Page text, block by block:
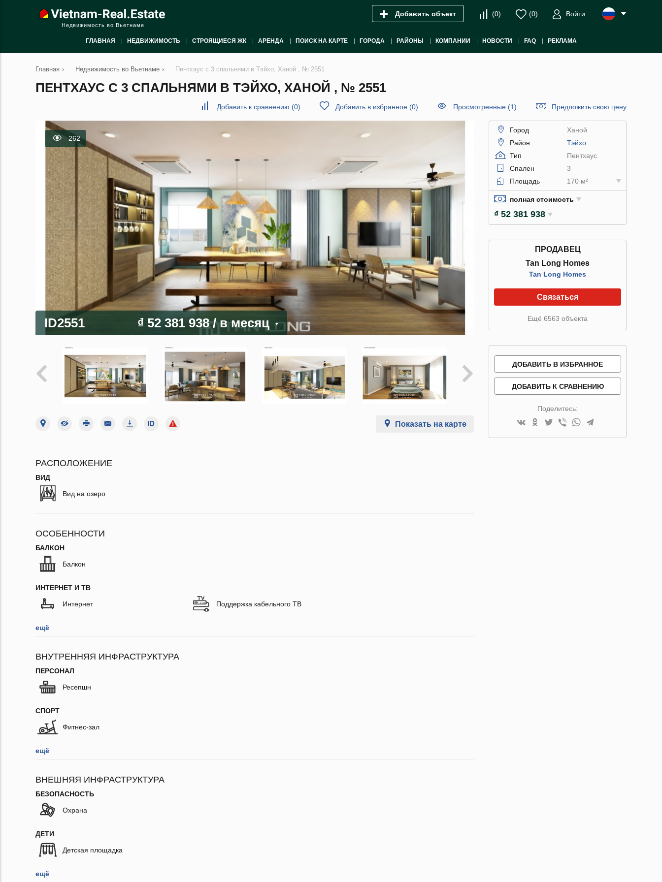
Недвижимость во Вьетнаме
Добавить объект (0) (0) Войти
ГЛАВНАЯ НЕДВИЖИМОСТЬ СТРОЯЩИЕСЯ ЖК АРЕНДА ПОИСК НА КАРТЕ ГОРОДА РАЙОНЫ КОМПАНИИ НОВОСТИ FAQ РЕКЛАМА
Главная › Недвижимость во Вьетнаме › Пентхаус с 3 спальнями в Тэйхо, Ханой , № 2551
ПЕНТХАУС С 3 СПАЛЬНЯМИ В ТЭЙХО, ХАНОЙ , № 2551
Добавить к сравнению (0) Добавить в избранное (0) Просмотренные (1) Предложить свою цену
262
ID2551 ₫ 52 381 938/ в месяц
Показать на карте
РАСПОЛОЖЕНИЕ
ВИД
Вид на озеро
ОСОБЕННОСТИ
БАЛКОН
Балкон
ИНТЕРНЕТ И ТВ
Интернет Поддержка кабельного ТВ
ещё
ВНУТРЕННЯЯ ИНФРАСТРУКТУРА
ПЕРСОНАЛ
Ресепшн
СПОРТ
Фитнес-зал
ещё
ВНЕШНЯЯ ИНФРАСТРУКТУРА
БЕЗОПАСНОСТЬ
Охрана
ДЕТИ
Детская площадка
ещё
Город
Ханой
Район
Тэйхо
Тип
Пентхаус
Спален
3
Площадь
170 м²
полная стоимость
₫ 52 381 938
ПРОДАВЕЦ
Tan Long Homes
Tan Long Homes
Связаться
Ещё 6563 объекта
ДОБАВИТЬ В ИЗБРАННОЕ
ДОБАВИТЬ К СРАВНЕНИЮ
Поделитесь: